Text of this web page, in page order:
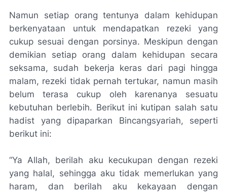
Namun setiap orang tentunya dalam kehidupan
berkenyataan untuk mendapatkan rezeki yang
cukup sesuai dengan porsinya. Meskipun dengan
demikian setiap orang dalam kehidupan secara
seksama, sudah bekerja keras dari pagi hingga
malam, rezeki tidak pernah tertukar, namun masih
belum terasa cukup oleh karenanya sesuatu
kebutuhan berlebih. Berikut ini kutipan salah satu
hadist yang dipaparkan Bincangsyariah, seperti
berikut ini:
“Ya Allah, berilah aku kecukupan dengan rezeki
yang halal, sehingga aku tidak memerlukan yang
haram, dan berilah aku kekayaan dengan